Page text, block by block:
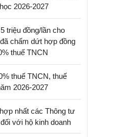
2026-2027
triệu đồng/lần cho
chấm dứt hợp đồng
thuế TNCN
thuế TNCN, thuế
2026-2027
nhất các Thông tư
với hộ kinh doanh